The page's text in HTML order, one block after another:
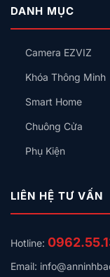
Cho
Đúng?
Đình?
DANH MỤC
Camera EZVIZ
Khóa Thông Minh
Smart Home
Chuông Cửa
Phụ Kiện
LIÊN HỆ TƯ VẤN
Hotline:
Email: